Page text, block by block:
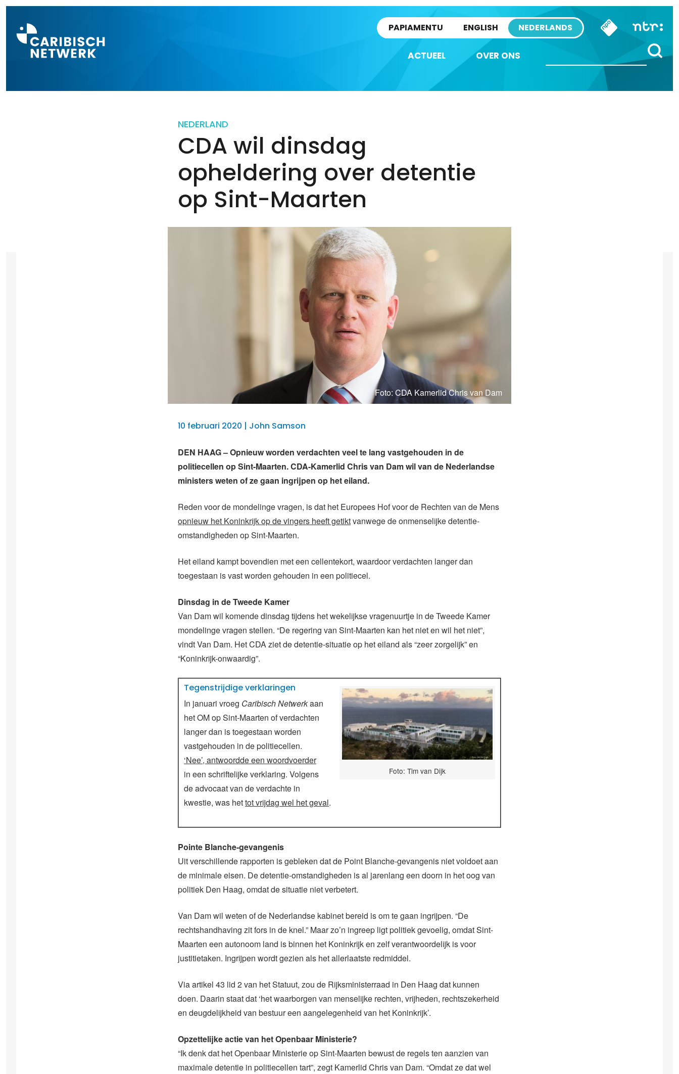
PAPIAMENTU ENGLISH NEDERLANDS
ACTUEEL OVER ONS
NEDERLAND
CDA wil dinsdag
opheldering over detentie
op Sint-Maarten
Foto: CDA Kamerlid Chris van Dam
10 februari 2020 | John Samson
DEN HAAG – Opnieuw worden verdachten veel te lang vastgehouden in de
politiecellen op Sint-Maarten. CDA-Kamerlid Chris van Dam wil van de Nederlandse
ministers weten of ze gaan ingrijpen op het eiland.
Reden voor de mondelinge vragen, is dat het Europees Hof voor de Rechten van de Mens
opnieuw het Koninkrijk op de vingers heeft getiktvanwege de onmenselijke detentie-
omstandigheden op Sint-Maarten.
Het eiland kampt bovendien met een cellentekort, waardoor verdachten langer dan
toegestaan is vast worden gehouden in een politiecel.
Dinsdag in de Tweede Kamer
Van Dam wil komende dinsdag tijdens het wekelijkse vragenuurtje in de Tweede Kamer
mondelinge vragen stellen. “De regering van Sint-Maarten kan het niet en wil het niet”,
vindt Van Dam. Het CDA ziet de detentie-situatie op het eiland als “zeer zorgelijk” en
“Koninkrijk-onwaardig”.
Foto: Tim van Dijk
Tegenstrijdige verklaringen
In januari vroeg Caribisch Netwerkaan
het OM op Sint-Maarten of verdachten
langer dan is toegestaan worden
vastgehouden in de politiecellen.
‘Nee’, antwoordde een woordvoerder
in een schriftelijke verklaring. Volgens
de advocaat van de verdachte in
kwestie, was hettot vrijdag wel het geval.
Pointe Blanche-gevangenis
Uit verschillende rapporten is gebleken dat de Point Blanche-gevangenis niet voldoet aan
de minimale eisen. De detentie-omstandigheden is al jarenlang een doorn in het oog van
politiek Den Haag, omdat de situatie niet verbetert.
Van Dam wil weten of de Nederlandse kabinet bereid is om te gaan ingrijpen. “De
rechtshandhaving zit fors in de knel.” Maar zo’n ingreep ligt politiek gevoelig, omdat Sint-
Maarten een autonoom land is binnen het Koninkrijk en zelf verantwoordelijk is voor
justitietaken. Ingrijpen wordt gezien als het allerlaatste redmiddel.
Via artikel 43 lid 2 van het Statuut, zou de Rijksministerraad in Den Haag dat kunnen
doen. Daarin staat dat ‘het waarborgen van menselijke rechten, vrijheden, rechtszekerheid
en deugdelijkheid van bestuur een aangelegenheid van het Koninkrijk’.
Opzettelijke actie van het Openbaar Ministerie?
“Ik denk dat het Openbaar Ministerie op Sint-Maarten bewust de regels ten aanzien van
maximale detentie in politiecellen tart”, zegt Kamerlid Chris van Dam. “Omdat ze dat wel